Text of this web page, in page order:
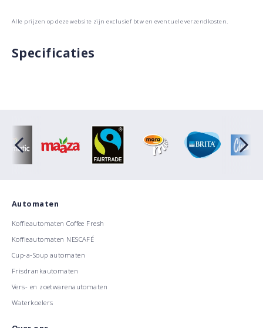
Alle prijzen op deze website zijn exclusief btw en eventuele verzendkosten.
Specificaties
Automaten
Koffieautomaten Coffee Fresh
Koffieautomaten NESCAFÉ
Cup-a-Soup automaten
Frisdrankautomaten
Vers- en zoetwarenautomaten
Waterkoelers